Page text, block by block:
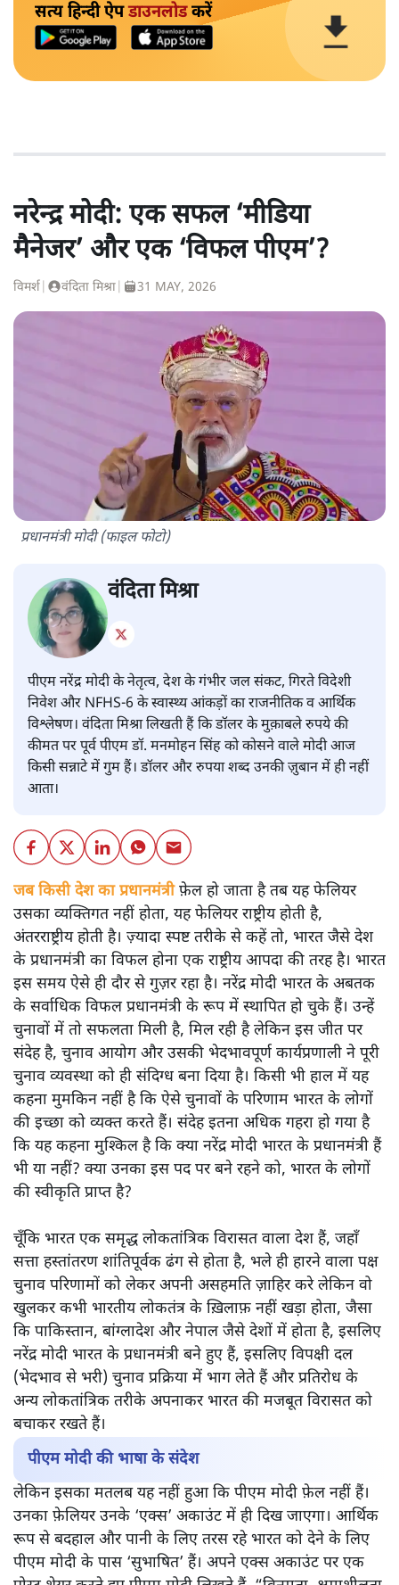
सत्य हिन्दी ऐपडाउनलोडकरें
नरेन्द्र मोदी: एक सफल ‘मीडिया
मैनेजर’ और एक ‘विफल पीएम’?
विमर्श वंदिता मिश्रा 31 MAY, 2026
प्रधानमंत्री मोदी (फाइल फोटो)
वंदिता मिश्रा
पीएम नरेंद्र मोदी के नेतृत्व, देश के गंभीर जल संकट, गिरते विदेशी
निवेश और NFHS-6 के स्वास्थ्य आंकड़ों का राजनीतिक व आर्थिक
विश्लेषण। वंदिता मिश्रा लिखती हैं कि डॉलर के मुक़ाबले रुपये की
कीमत पर पूर्व पीएम डॉ. मनमोहन सिंह को कोसने वाले मोदी आज
किसी सन्नाटे में गुम हैं। डॉलर और रुपया शब्द उनकी ज़ुबान में ही नहीं
आता।
जब किसी देश का प्रधानमंत्रीफ़ेल हो जाता है तब यह फेलियर
उसका व्यक्तिगत नहीं होता, यह फेलियर राष्ट्रीय होती है,
अंतरराष्ट्रीय होती है। ज़्यादा स्पष्ट तरीके से कहें तो, भारत जैसे देश
के प्रधानमंत्री का विफल होना एक राष्ट्रीय आपदा की तरह है। भारत
इस समय ऐसे ही दौर से गुज़र रहा है। नरेंद्र मोदी भारत के अबतक
के सर्वाधिक विफल प्रधानमंत्री के रूप में स्थापित हो चुके हैं। उन्हें
चुनावों में तो सफलता मिली है, मिल रही है लेकिन इस जीत पर
संदेह है, चुनाव आयोग और उसकी भेदभावपूर्ण कार्यप्रणाली ने पूरी
चुनाव व्यवस्था को ही संदिग्ध बना दिया है। किसी भी हाल में यह
कहना मुमकिन नहीं है कि ऐसे चुनावों के परिणाम भारत के लोगों
की इच्छा को व्यक्त करते हैं। संदेह इतना अधिक गहरा हो गया है
कि यह कहना मुश्किल है कि क्या नरेंद्र मोदी भारत के प्रधानमंत्री हैं
भी या नहीं? क्या उनका इस पद पर बने रहने को, भारत के लोगों
की स्वीकृति प्राप्त है?
चूँकि भारत एक समृद्ध लोकतांत्रिक विरासत वाला देश हैं, जहाँ
सत्ता हस्तांतरण शांतिपूर्वक ढंग से होता है, भले ही हारने वाला पक्ष
चुनाव परिणामों को लेकर अपनी असहमति ज़ाहिर करे लेकिन वो
खुलकर कभी भारतीय लोकतंत्र के ख़िलाफ़ नहीं खड़ा होता, जैसा
कि पाकिस्तान, बांग्लादेश और नेपाल जैसे देशों में होता है, इसलिए
नरेंद्र मोदी भारत के प्रधानमंत्री बने हुए हैं, इसलिए विपक्षी दल
(भेदभाव से भरी) चुनाव प्रक्रिया में भाग लेते हैं और प्रतिरोध के
अन्य लोकतांत्रिक तरीके अपनाकर भारत की मजबूत विरासत को
बचाकर रखते हैं।
पीएम मोदी की भाषा के संदेश
लेकिन इसका मतलब यह नहीं हुआ कि पीएम मोदी फ़ेल नहीं हैं।
उनका फ़ेलियर उनके ‘एक्स’ अकाउंट में ही दिख जाएगा। आर्थिक
रूप से बदहाल और पानी के लिए तरस रहे भारत को देने के लिए
पीएम मोदी के पास ‘सुभाषित’ हैं। अपने एक्स अकाउंट पर एक